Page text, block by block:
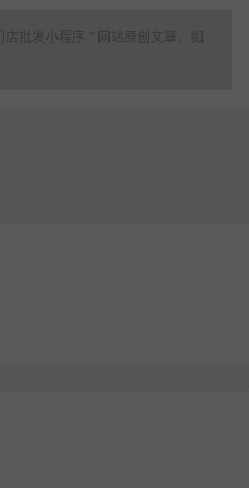
批发小程序 ” 网站原创文章，如